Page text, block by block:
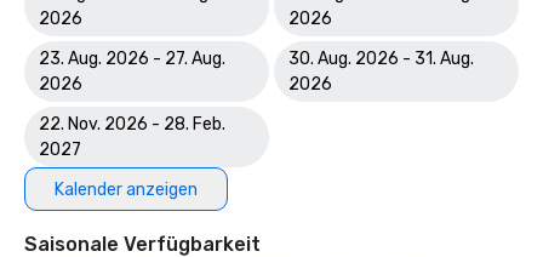
2026
2026
23. Aug. 2026 - 27. Aug.
2026
30. Aug. 2026 - 31. Aug.
2026
22. Nov. 2026 - 28. Feb.
2027
Kalender anzeigen
Saisonale Verfügbarkeit